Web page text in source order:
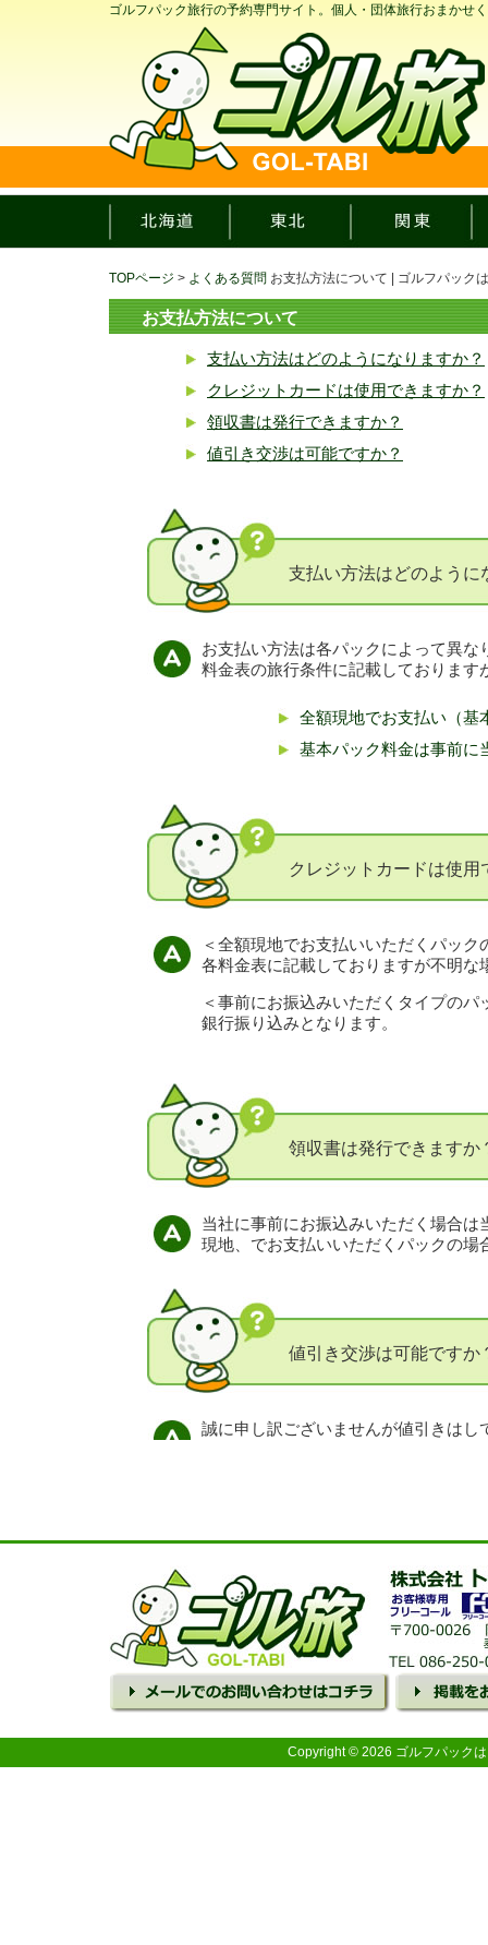
ゴルフパック旅行の予約専門サイト。個人・団体旅行おまかせ
TOPページ > よくある質問 お支払方法について | ゴルフパック
お支払方法について
支払い方法はどのようになりますか？
クレジットカードは使用できますか？
領収書は発行できますか？
値引き交渉は可能ですか？
支払い方法はどのように
お支払い方法は各パックによって異な
料金表の旅行条件に記載しておりま
全額現地でお支払い（基
基本パック料金は事前に
クレジットカードは使用
＜全額現地でお支払いいただくパック
各料金表に記載しておりますが不明な
＜事前にお振込みいただくタイプのパ
銀行振り込みとなります。
領収書は発行できますか
当社に事前にお振込みいただく場合
現地、でお支払いいただくパックの
値引き交渉は可能ですか
誠に申し訳ございませんが値引きは
Copyright © 2026 ゴルフパック